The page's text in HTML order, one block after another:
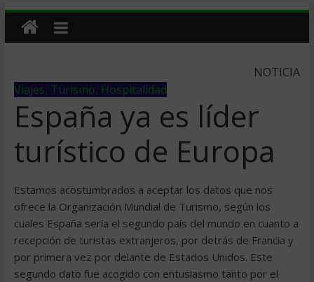
NOTICIA
Viajes, Turismo, Hospitalidad
España ya es líder
turístico de Europa
Estamos acostumbrados a aceptar los datos que nos
ofrece la Organización Mundial de Turismo, según los
cuales España sería el segundo país del mundo en cuanto a
recepción de turistas extranjeros, por detrás de Francia y
por primera vez por delante de Estados Unidos. Este
segundo dato fue acogido con entusiasmo tanto por el